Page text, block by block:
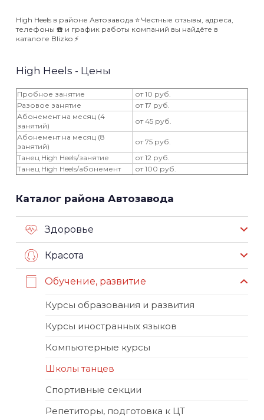
High Heels в районе Автозавода ⭐️ Честные отзывы, адреса,
телефоны ☎️ и график работы компаний вы найдёте в
каталоге Blizko ⚡️
High Heels - Цены
Пробное занятие
от 10 руб.
Разовое занятие
от 17 руб.
Абонемент на месяц (4
занятий)
от 45 руб.
Абонемент на месяц (8
занятий)
от 75 руб.
Танец High Heels/занятие
от 12 руб.
Танец High Heels/абонемент
от 100 руб.
Каталог района Автозавода
Здоровье
Красота
Обучение, развитие
Курсы образования и развития
Курсы иностранных языков
Компьютерные курсы
Школы танцев
Спортивные секции
Репетиторы, подготовка к ЦТ